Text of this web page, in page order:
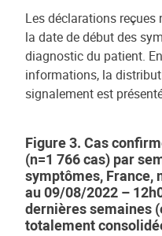
Les déclarations
la date de début des
diagnostic du patient.
informations, la
signalement est
Figure 3. Cas
(n=1 766 cas) par
symptômes, France,
au 09/08/2022 –
dernières semaines
totalement